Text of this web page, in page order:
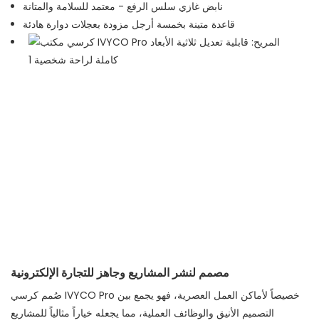
نابض غازي سلس الرفع - معتمد للسلامة والمتانة
قاعدة متينة بخمسة أرجل مزودة بعجلات دوارة هادئة
مصمم لنشر المشاريع وجاهز للتجارة الإلكترونية
صُمم كرسي IVYCO Pro خصيصاً لأماكن العمل العصرية، فهو يجمع بين
التصميم الأنيق والوظائف العملية، مما يجعله خياراً مثالياً للمشاريع